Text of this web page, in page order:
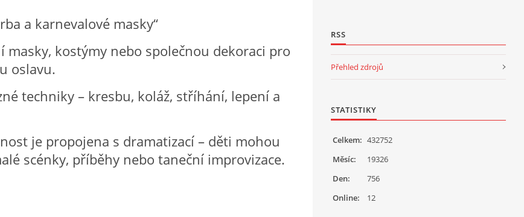
a karnevalové masky“
masky, kostýmy nebo společnou dekoraci pro
oslavu.
techniky – kresbu, koláž, stříhání, lepení a
je propojena s dramatizací – děti mohou
scénky, příběhy nebo taneční improvizace.
RSS
Přehled zdrojů
STATISTIKY
Online: 12
Celkem: 432752
Měsíc:
19326
Den:
756